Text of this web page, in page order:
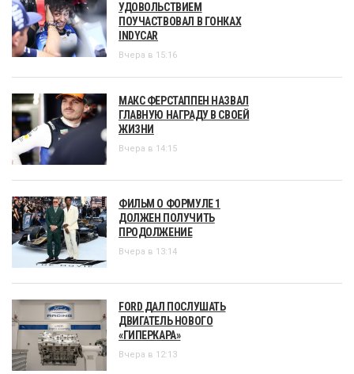
УДОВОЛЬСТВИЕМ
ПОУЧАСТВОВАЛ В ГОНКАХ
INDYCAR
Вчера в 15:16
МАКС ФЕРСТАППЕН НАЗВАЛ
ГЛАВНУЮ НАГРАДУ В СВОЕЙ
ЖИЗНИ
Вчера в 14:15
ФИЛЬМ О ФОРМУЛЕ 1
ДОЛЖЕН ПОЛУЧИТЬ
ПРОДОЛЖЕНИЕ
Вчера в 13:14
FORD ДАЛ ПОСЛУШАТЬ
ДВИГАТЕЛЬ НОВОГО
«ГИПЕРКАРА»
Вчера в 12:13